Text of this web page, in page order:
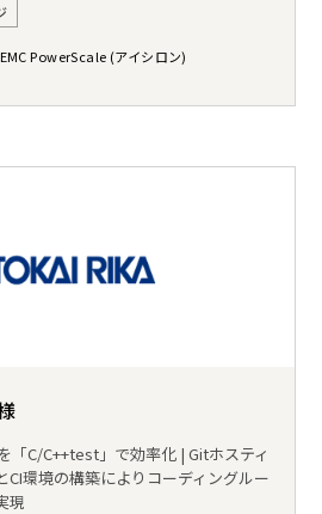
PowerScale (アイシロン)
「C/C++test」で効率化 | Gitホスティ
CI環境の構築によりコーディングルー
現